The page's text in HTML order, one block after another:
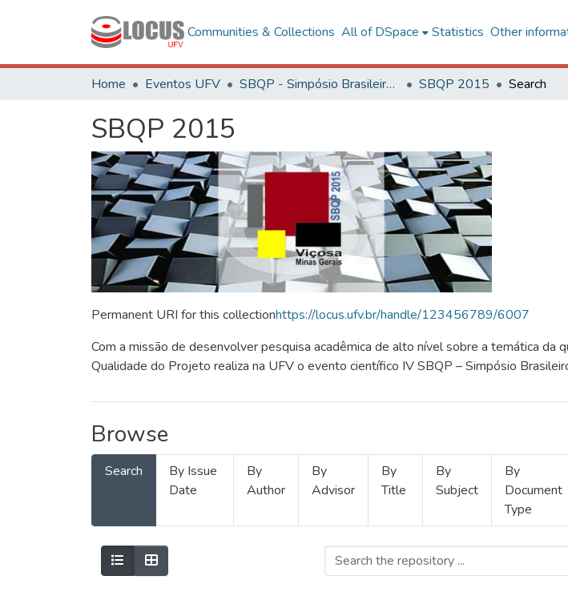
Communities & Collections All of DSpace Statistics Other
Home Eventos UFV SBQP - Simpósio Brasileiro de Qualidade do Projeto no Ambiente Construído SBQP 2015 Search
SBQP 2015
Permanent URI for this collectionhttps://locus.ufv.br/handle/123456789/6007
Com a missão de desenvolver pesquisa acadêmica de alto nível sobre a temática da
Qualidade do Projeto realiza na UFV o evento científico IV SBQP – Simpósio
Browse
Search
By Issue
Date
By
Author
By
Advisor
By
Title
By
Subject
By
Document
Type